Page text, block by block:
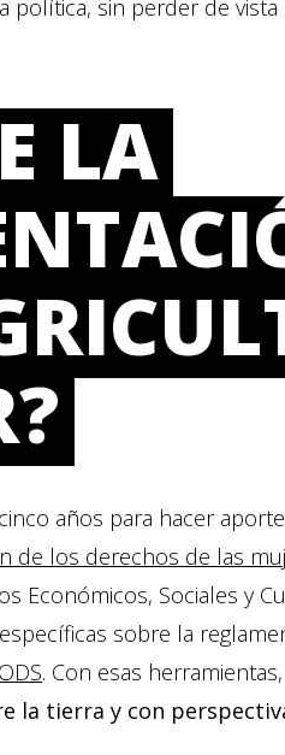
política, sin perder de
LA
años para hacer
de los derechos de las
Económicos, Sociales y
sobre la
. Con esas
la tierra y con